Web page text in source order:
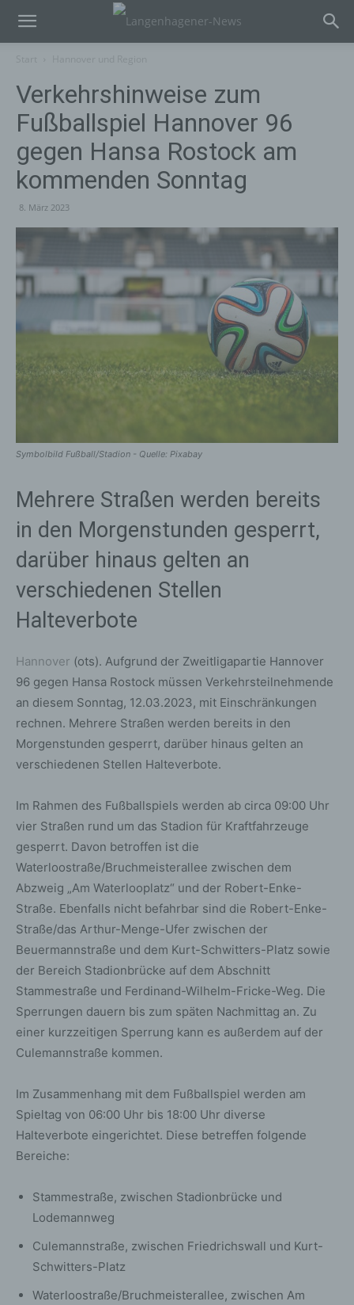
Verkehrshinweise zum
Fußballspiel Hannover 96
gegen Hansa Rostock am
kommenden Sonntag
8. März 2023
Symbolbild Fußball/Stadion - Quelle: Pixabay
Mehrere Straßen werden bereits
in den Morgenstunden gesperrt,
darüber hinaus gelten an
verschiedenen Stellen
Halteverbote
Hannover (ots). Aufgrund der Zweitligapartie Hannover
96 gegen Hansa Rostock müssen Verkehrsteilnehmende
an diesem Sonntag, 12.03.2023, mit Einschränkungen
rechnen. Mehrere Straßen werden bereits in den
Morgenstunden gesperrt, darüber hinaus gelten an
verschiedenen Stellen Halteverbote.
Im Rahmen des Fußballspiels werden ab circa 09:00 Uhr
vier Straßen rund um das Stadion für Kraftfahrzeuge
gesperrt. Davon betroffen ist die
Waterloostraße/Bruchmeisterallee zwischen dem
Abzweig „Am Waterlooplatz“ und der Robert-Enke-
Straße. Ebenfalls nicht befahrbar sind die Robert-Enke-
Straße/das Arthur-Menge-Ufer zwischen der
Beuermannstraße und dem Kurt-Schwitters-Platz sowie
der Bereich Stadionbrücke auf dem Abschnitt
Stammestraße und Ferdinand-Wilhelm-Fricke-Weg. Die
Sperrungen dauern bis zum späten Nachmittag an. Zu
einer kurzzeitigen Sperrung kann es außerdem auf der
Culemannstraße kommen.
Im Zusammenhang mit dem Fußballspiel werden am
Spieltag von 06:00 Uhr bis 18:00 Uhr diverse
Halteverbote eingerichtet. Diese betreffen folgende
Bereiche:
Stammestraße, zwischen Stadionbrücke und
Lodemannweg
Culemannstraße, zwischen Friedrichswall und Kurt-
Schwitters-Platz
Waterloostraße/Bruchmeisterallee, zwischen Am